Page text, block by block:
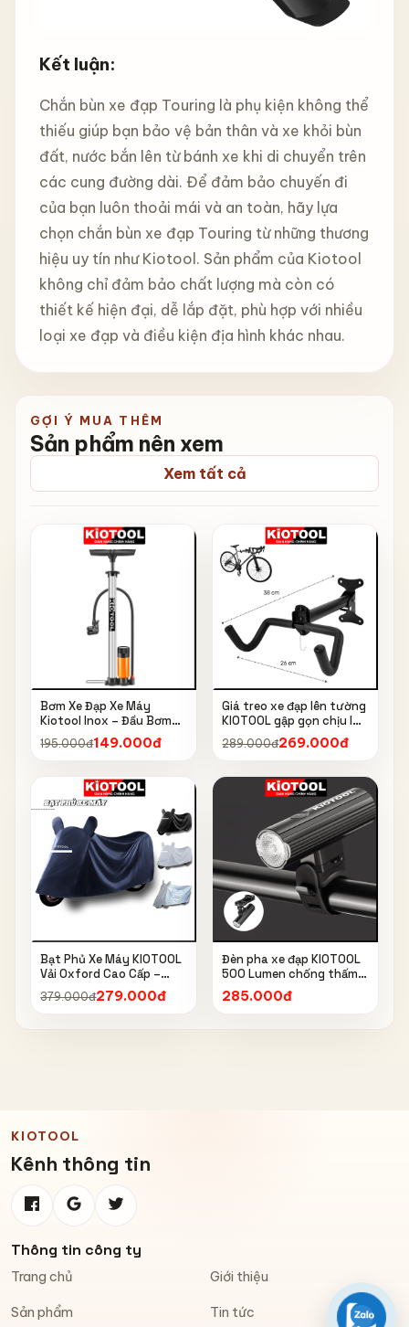
Kết luận:
Chắn bùn xe đạp Touring là phụ kiện không thể
thiếu giúp bạn bảo vệ bản thân và xe khỏi bùn
đất, nước bắn lên từ bánh xe khi di chuyển trên
các cung đường dài. Để đảm bảo chuyến đi
của bạn luôn thoải mái và an toàn, hãy lựa
chọn chắn bùn xe đạp Touring từ những thương
hiệu uy tín như Kiotool. Sản phẩm của Kiotool
không chỉ đảm bảo chất lượng mà còn có
thiết kế hiện đại, dễ lắp đặt, phù hợp với nhiều
loại xe đạp và điều kiện địa hình khác nhau.
GỢI Ý MUA THÊM
Sản phẩm nên xem
Xem tất cả
Bơm Xe Đạp Xe Máy
Kiotool Inox – Đầu Bơm
Thông Minh, Kèm Bơm
Bóng, Đồng Hồ 160 PSI
195.000đ149.000đ
Giá treo xe đạp lên tường
KIOTOOL gập gọn chịu lực
cao kèm móc treo mũ bảo
hiểm
289.000đ269.000đ
Bạt Phủ Xe Máy KIOTOOL
Vải Oxford Cao Cấp –
Chống Nắng, Chống Mưa,
Chống Bụi, Chống Tia UV,
379.000đ279.000đ
Đèn pha xe đạp KIOTOOL
500 Lumen chống thấm
nước IPX6 6603
285.000đ
KIOTOOL
Kênh thông tin
Thông tin công ty
Trang chủ Giới thiệu
Sản phẩm Tin tức